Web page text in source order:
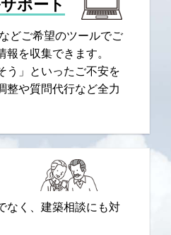
ポート
どご希望のツールでご
報を収集できます。
う」といったご不安を
整や質問代行など全力
なく、建築相談にも対